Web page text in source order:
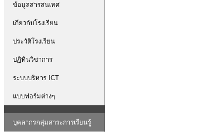
ข้อมูลสารสนเทศ
เกี่ยวกับโรงเรียน
ประวัติโรงเรียน
ปฏิทินวิชาการ
ระบบบริหาร ICT
แบบฟอร์มต่างๆ
บุคลากรกลุ่มสาระการเรียนรู้